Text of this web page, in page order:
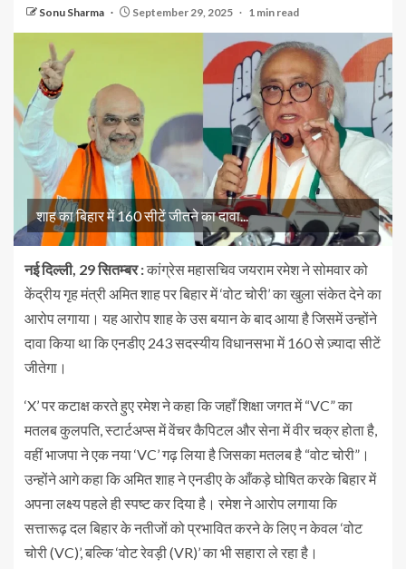
Sonu Sharma September 29, 2025 1 min read
शाह का बिहार में 160 सीटें जीतने का दावा...
नई दिल्ली, 29 सितम्बर :कांग्रेस महासचिव जयराम रमेश ने सोमवार को
केंद्रीय गृह मंत्री अमित शाह पर बिहार में ‘वोट चोरी’ का खुला संकेत देने का
आरोप लगाया। यह आरोप शाह के उस बयान के बाद आया है जिसमें उन्होंने
दावा किया था कि एनडीए 243 सदस्यीय विधानसभा में 160 से ज़्यादा सीटें
जीतेगा।
‘X’ पर कटाक्ष करते हुए रमेश ने कहा कि जहाँ शिक्षा जगत में “VC” का
मतलब कुलपति, स्टार्टअप्स में वेंचर कैपिटल और सेना में वीर चक्र होता है,
वहीं भाजपा ने एक नया ‘VC’ गढ़ लिया है जिसका मतलब है “वोट चोरी”।
उन्होंने आगे कहा कि अमित शाह ने एनडीए के आँकड़े घोषित करके बिहार में
अपना लक्ष्य पहले ही स्पष्ट कर दिया है। रमेश ने आरोप लगाया कि
सत्तारूढ़ दल बिहार के नतीजों को प्रभावित करने के लिए न केवल ‘वोट
चोरी (VC)’, बल्कि ‘वोट रेवड़ी (VR)’ का भी सहारा ले रहा है।